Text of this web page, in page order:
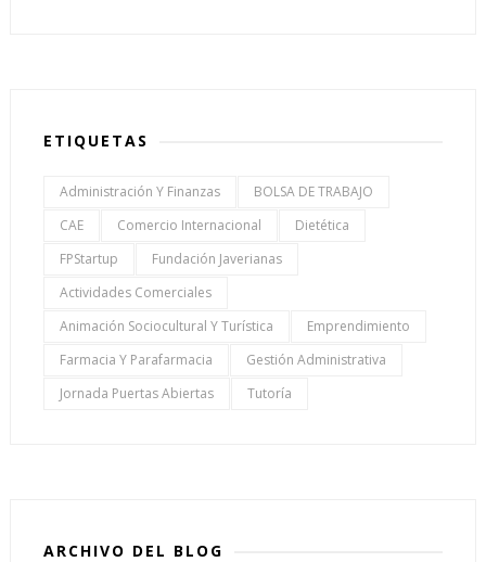
ETIQUETAS
Administración Y Finanzas
BOLSA DE TRABAJO
CAE
Comercio Internacional
Dietética
FPStartup
Fundación Javerianas
Actividades Comerciales
Animación Sociocultural Y Turística
Emprendimiento
Farmacia Y Parafarmacia
Gestión Administrativa
Jornada Puertas Abiertas
Tutoría
ARCHIVO DEL BLOG